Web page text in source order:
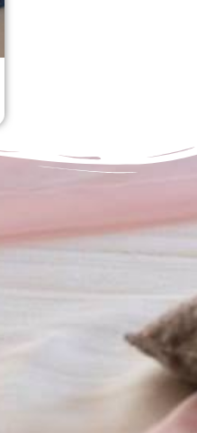
Complimenti davvero!!!!
Giusy Rizzo
da Facebook